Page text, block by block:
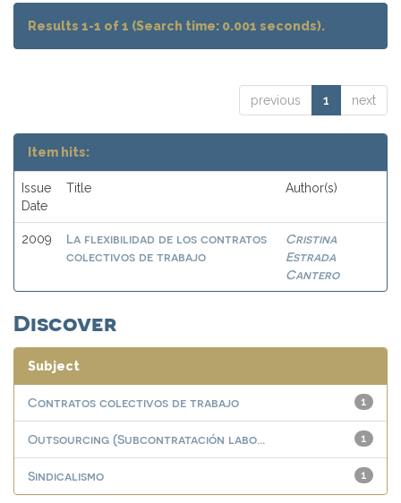
Results 1-1 of 1 (Search time: 0.001 seconds).
previous 1 next
Item hits:
Issue
Date
Title Author(s)
2009
La flexibilidad de los contratos
colectivos de trabajo
Cristina
Estrada
Cantero
Discover
Subject
1
Contratos colectivos de trabajo
1
Outsourcing (Subcontratación labo...
1
Sindicalismo